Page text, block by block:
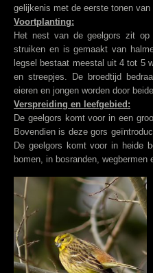
gelijkenis met de eerste tonen
Voortplanting:
Het nest van de geelgors zit
struiken en is gemaakt van
legsel bestaat meestal uit 4 tot 5
en streepjes. De broedtijd
eieren en jongen worden door
Verspreiding en leefgebied:
De geelgors komt voor in een
Bovendien is deze gors
De geelgors komt voor in heide
bomen, in bosranden, wegbermen